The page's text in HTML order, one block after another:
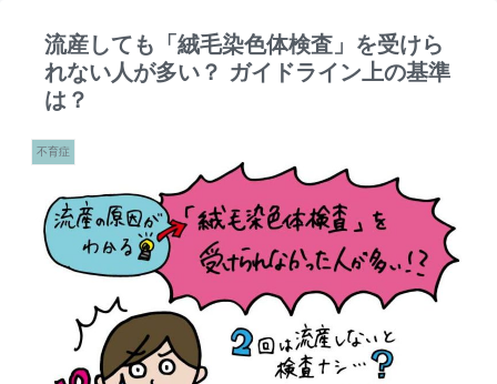
流産しても「絨毛染色体検査」を受けら
れない人が多い？ ガイドライン上の基準
は？
不育症